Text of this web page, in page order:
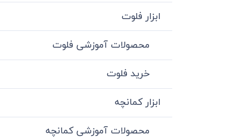
ابزار فلوت
محصولات آموزشی فلوت
خرید فلوت
ابزار کمانچه
محصولات آموزشی کمانچه